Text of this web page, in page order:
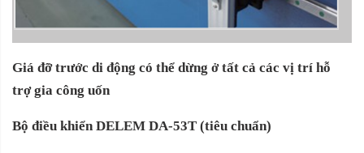
Giá đỡ trước di động có thể dừng ở tất cả các vị trí hỗ
trợ gia công uốn
Bộ điều khiển DELEM DA-53T (tiêu chuẩn)